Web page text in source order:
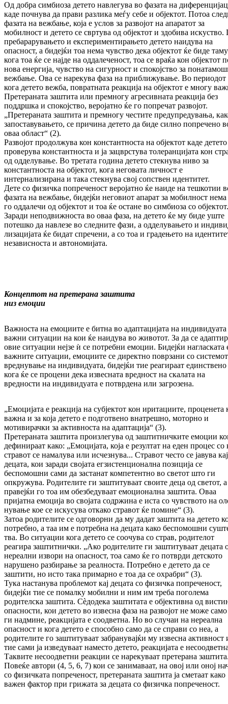
Од добра симбиоза детето навлегува во фазата на
каде почнува да прави раз­ли­ка меѓу себе и објектот. Потоа
фазата на вежбање, која е услов за развојот на апаратот за
мобилност и детето се свртува од објектот и здобива
пребарарувањето и екс­пе­риментирањето детето наидува на
опасност, а бидејќи тоа нема чувство дека објектот ќе биде таму
кога тоа ќе се најде на оддалеченост, тоа се враќа кон објектот
нова енергија, чувство на сигурност и спокојство за
веж­ба­ње. Ова се нарекува фаза на приближување. Во периодот
кога детето вежба, повратната ре­ак­ција на објектот е многу
Претераната заштита или премногу агресивната реакција без
поддршка и спокојство, веројатно ќе го попре­чат развојот.
„Претераната заштита и премногу чес­тите предупредувања,
запоставу­ва­ње­то, се причина детето да биде силно попречено
оваа област“ (2).
Развојот продолжува кон константноста на об­јек­тот каде детето
проверува константноста и ја зацврстува толеранцијата кон
од од­де­лување. Во третата година детето стекнува ниво за
константноста на објектот, кога него­ва­та личност е
интернализирана и така стекнува свој сопствен идентитет.
Дете со физичка попреченост веројатно ќе наи­де на тешкотии
фазата на вежбање, бидејќи неговиот апарат за мобилност нема
го одда­лечи од објектот и тоа ќе остане во симбиоза со објектот.
Заради неподвижноста во оваа фаза, на детето ќе му биде уште
потешко да навлезе во следните фази, а одделувањето и
ли­зацијата ќе бидат спречени, а со тоа и гра­де­ње­то на
независноста и автоно­ми­јата.
Концептот на претерана заштита
низ емоции
Важноста на емоциите е битна во адаптацијата на
важни ситуации на кои ќе наидува во животот. За да се
овие ситуации нејзе ѝ се потребни емоции. Бидејќи на­гласката
важните ситуации, емоциите се директно поврзани со
вреднување на индивидуата, бидејќи тие реагираат един­стве­но
кога ќе се процени дека извесната вред­ност на скалата на
вредности на индивидуата е потврдена или загрозена.
„Емоцијата е реакција на субјектот кон ири­та­ции­те, проценета
важна и за која детето е подготвено внат­реш­но, моторно и
мотивирачки за активноста на адаптација“ (3).
Претераната заштита произлегува од заш­тит­­нич­ките емоции
дефинираат ка­ко: „Емо­ци­јата, која е резултат на еден про­цес со
стра­вот се намалува или исчез­ну­ва... Стравот често се јавува кај
децата, кои за­ради својата егзистенционална позиција се
беспомошни са­ми да застанат компе­тен­т­но во светот што ги
опкружува. Родителите ги заштитуваат своите деца од светот, а
пра­­вејќи го тоа им обезбеду­ваат емоцио­нал­на заштита. Оваа
пријатна емо­ција во сво­­јата содржина е иста со чувството на
нување кое се искусува откако стравот ќе помине“ (3).
Затоа родителите се одговорни да му дадат заштита на детето
потребно, а таа им е потребна на децата како беспомошни
тва. Во ситуации кога детето се соо­чува со страв, родителот
реагира заштитни­чки. „Ако родителите ги заштитуваат децата
нереални извори на опасност, тоа само ќе го потврди дет­ското
нарушено разбирање за реалноста. По­требно е детето да се
заштити, но исто така примарно е тоа да се охрабри“ (3).
Тука настанува проблемот кај децата со фи­зич­ка попреченост,
бидејќи тие се помалку мобил­ни и ним им треба поголема
родителска заш­ти­та. Сèдодека заштитата е објективна од
опасности, кои детето во извесна фаза на развојот не може
ги надмине, реак­ци­ја­та е соодветна. Но во случаи на нереална
опас­ност и кога детето е способно само да се справи со неа, а
родителите го заштитуваат забрану­вај­ќи му извесна активност
тие сами ја изве­ду­ваат наместо детето, реакцијата е
Таквите несоодветни реакции се нарекуваат претерана
Повеќе автори (4, 5, 6, 7) кои се зани­маваат, на овој или оној
со физичката попреченост, претераната заштита ја сметаат како
важен фактор при грижата за децата со фи­зичка попреченост.